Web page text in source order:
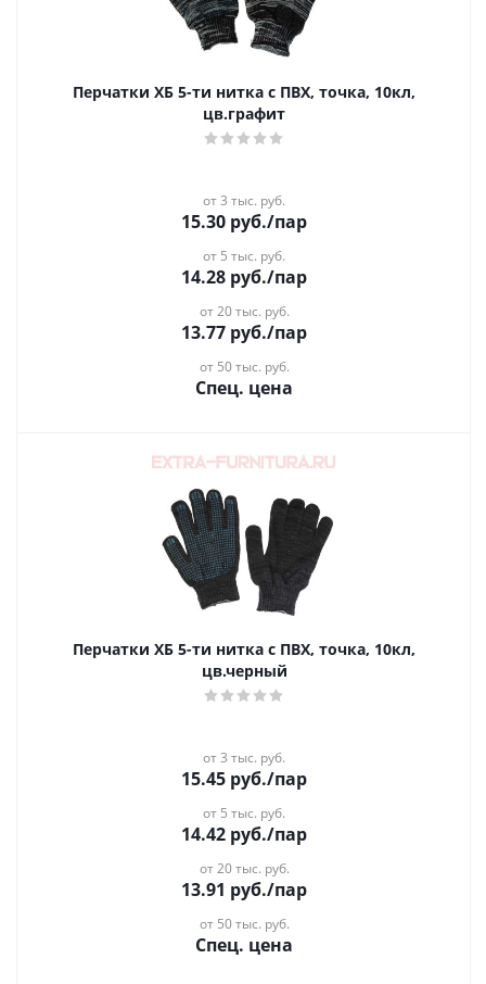
Перчатки ХБ 5-ти нитка с ПВХ, точка, 10кл,
цв.графит
от 3 тыс. руб.
15.30 руб./пар
от 5 тыс. руб.
14.28 руб./пар
от 20 тыс. руб.
13.77 руб./пар
от 50 тыс. руб.
Спец. цена
Перчатки ХБ 5-ти нитка с ПВХ, точка, 10кл,
цв.черный
от 3 тыс. руб.
15.45 руб./пар
от 5 тыс. руб.
14.42 руб./пар
от 20 тыс. руб.
13.91 руб./пар
от 50 тыс. руб.
Спец. цена